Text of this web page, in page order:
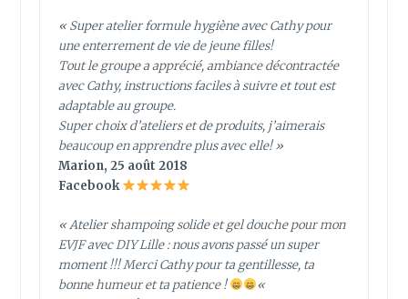
« Super atelier formule hygiène avec Cathy pour
une enterrement de vie de jeune filles!
Tout le groupe a apprécié, ambiance décontractée
avec Cathy, instructions faciles à suivre et tout est
adaptable au groupe.
Super choix d’ateliers et de produits, j’aimerais
beaucoup en apprendre plus avec elle! »
Marion, 25 août 2018
Facebook
« Atelier shampoing solide et gel douche pour mon
EVJF avec DIY Lille : nous avons passé un super
moment !!! Merci Cathy pour ta gentillesse, ta
bonne humeur et ta patience !
«